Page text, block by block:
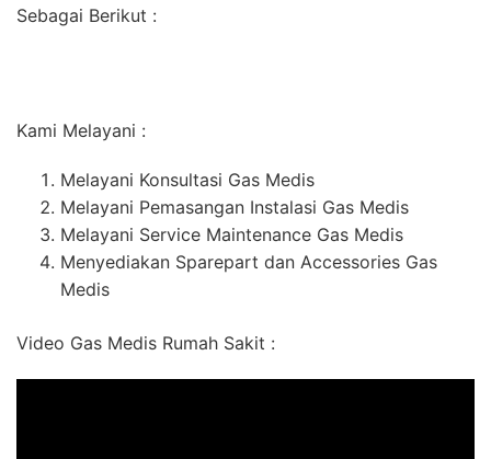
Sebagai Berikut :
Kami Melayani :
Melayani Konsultasi Gas Medis
Melayani Pemasangan Instalasi Gas Medis
Melayani Service Maintenance Gas Medis
Menyediakan Sparepart dan Accessories Gas
Medis
Video Gas Medis Rumah Sakit :